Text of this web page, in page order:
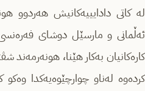
لە کاتی دادایییەکانیش هەردوو
ئەڵمانی و مارسێل دوشای
کارەکانیان بەکار هێنا، هونەرمەند
کردەوە لەناو چوارچێوەیەکدا